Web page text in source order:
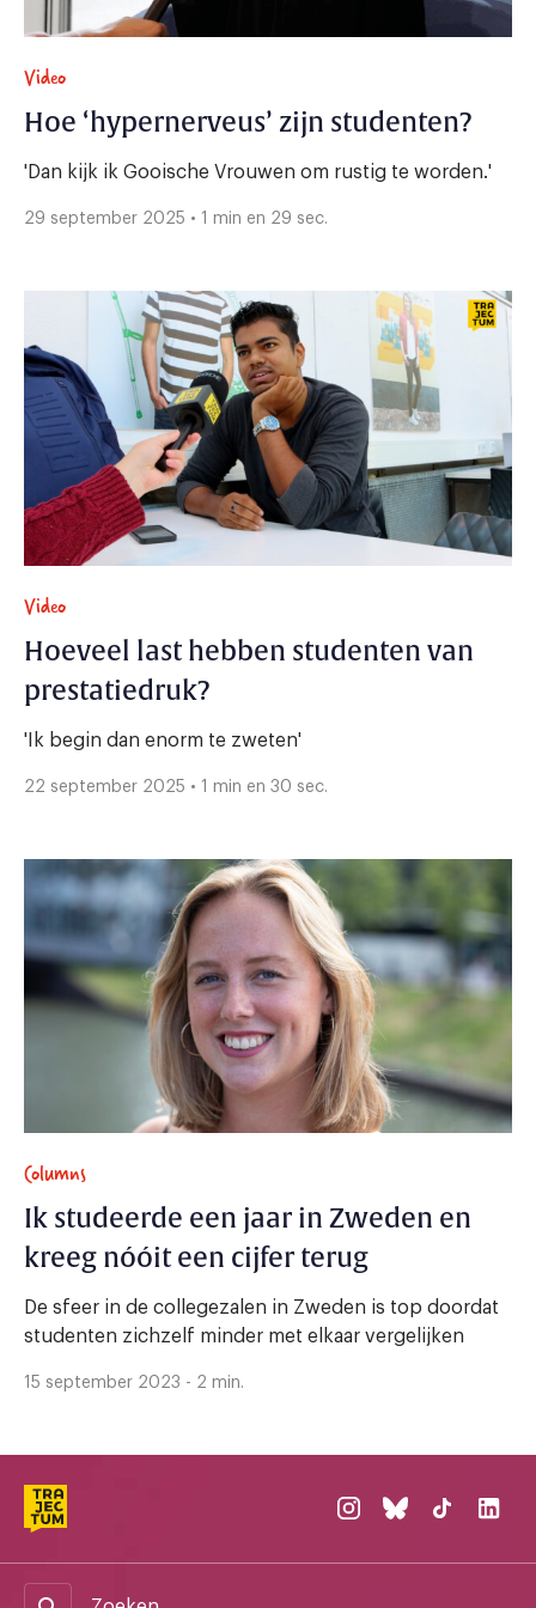
Video
Hoe ‘hypernerveus’ zijn studenten?
'Dan kijk ik Gooische Vrouwen om rustig te worden.'
29 september 2025 • 1 min en 29 sec.
Video
Hoeveel last hebben studenten van
prestatiedruk?
'Ik begin dan enorm te zweten'
22 september 2025 • 1 min en 30 sec.
Columns
Ik studeerde een jaar in Zweden en
kreeg nóóit een cijfer terug
De sfeer in de collegezalen in Zweden is top doordat
studenten zichzelf minder met elkaar vergelijken
15 september 2023 - 2 min.